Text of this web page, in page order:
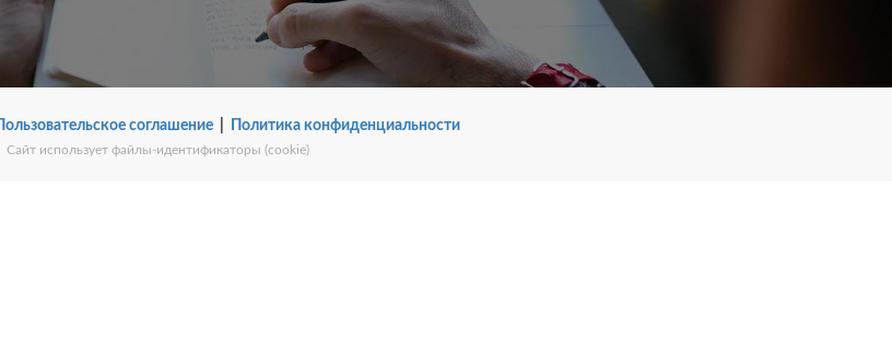
Пользовательское соглашение| Политика конфиденциальности
Сайт использует файлы-идентификаторы (cookie)